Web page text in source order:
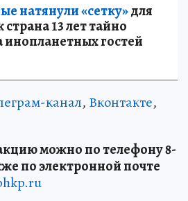
натянули «сетку»для
13 лет тайно
инопланетных гостей
канал, Вконтакте,
можно по телефону 8-
по электронной почте